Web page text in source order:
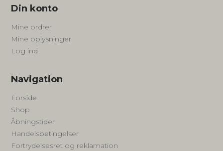
Din konto
Mine ordrer
Mine oplysninger
Log ind
Navigation
Forside
Shop
Åbningstider
Handelsbetingelser
Fortrydelsesret og reklamation